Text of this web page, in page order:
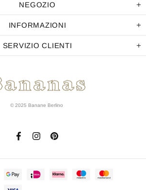
NEGOZIO
INFORMAZIONI
SERVIZIO CLIENTI
© 2025 Banane Berlino